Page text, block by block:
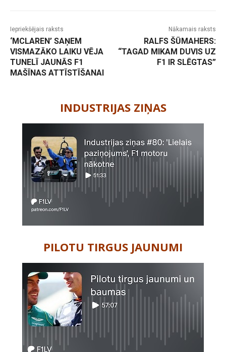
Iepriekšējais raksts
‘MCLAREN’ SAŅEM
VISMAZĀKO LAIKU VĒJA
TUNELĪ JAUNĀS F1
MAŠĪNAS ATTĪSTĪŠANAI
Nākamais raksts
RALFS ŠŪMAHERS:
“TAGAD MIKAM DUVIS UZ
F1 IR SLĒGTAS”
INDUSTRIJAS ZIŅAS
PILOTU TIRGUS JAUNUMI